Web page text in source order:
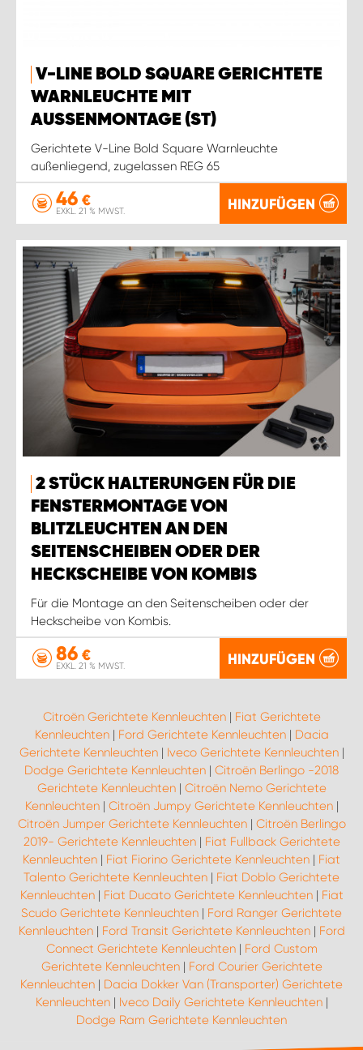
V-LINE BOLD SQUARE GERICHTETE
WARNLEUCHTE MIT
AUSSENMONTAGE (ST)
Gerichtete V-Line Bold Square Warnleuchte
außenliegend, zugelassen REG 65
46 €
EXKL. 21 % MWST. HINZUFÜGEN
2 STÜCK HALTERUNGEN FÜR DIE
FENSTERMONTAGE VON
BLITZLEUCHTEN AN DEN
SEITENSCHEIBEN ODER DER
HECKSCHEIBE VON KOMBIS
Für die Montage an den Seitenscheiben oder der
Heckscheibe von Kombis.
86 €
EXKL. 21 % MWST. HINZUFÜGEN
Citroën Gerichtete Kennleuchten| Fiat Gerichtete
Kennleuchten| Ford Gerichtete Kennleuchten| Dacia
Gerichtete Kennleuchten| Iveco Gerichtete Kennleuchten|
Dodge Gerichtete Kennleuchten | Citroën Berlingo -2018
Gerichtete Kennleuchten| Citroën Nemo Gerichtete
Kennleuchten| Citroën Jumpy Gerichtete Kennleuchten|
Citroën Jumper Gerichtete Kennleuchten| Citroën Berlingo
2019- Gerichtete Kennleuchten| Fiat Fullback Gerichtete
Kennleuchten | Fiat Fiorino Gerichtete Kennleuchten | Fiat
Talento Gerichtete Kennleuchten | Fiat Doblo Gerichtete
Kennleuchten| Fiat Ducato Gerichtete Kennleuchten| Fiat
Scudo Gerichtete Kennleuchten | Ford Ranger Gerichtete
Kennleuchten| Ford Transit Gerichtete Kennleuchten| Ford
Connect Gerichtete Kennleuchten| Ford Custom
Gerichtete Kennleuchten| Ford Courier Gerichtete
Kennleuchten | Dacia Dokker Van (Transporter) Gerichtete
Kennleuchten| Iveco Daily Gerichtete Kennleuchten|
Dodge Ram Gerichtete Kennleuchten